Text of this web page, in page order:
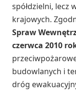
spółdzielni, lecz
krajowych.
Spraw
czerwca 2010
budowlanych i
dróg